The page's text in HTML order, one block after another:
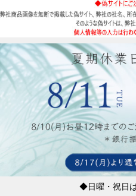
◆日曜・祝日